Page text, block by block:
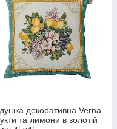
декоративна Verna
та лимони в золотій